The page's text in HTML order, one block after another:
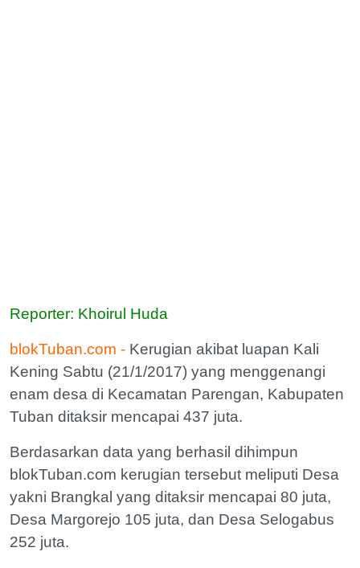
Reporter: Khoirul Huda
blokTuban.com - Kerugian akibat luapan Kali
Kening Sabtu (21/1/2017) yang menggenangi
enam desa di Kecamatan Parengan, Kabupaten
Tuban ditaksir mencapai 437 juta.
Berdasarkan data yang berhasil dihimpun
blokTuban.com kerugian tersebut meliputi Desa
yakni Brangkal yang ditaksir mencapai 80 juta,
Desa Margorejo 105 juta, dan Desa Selogabus
252 juta.